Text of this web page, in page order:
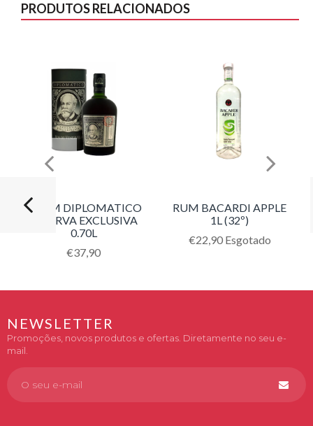
PRODUTOS RELACIONADOS
RHUM DIPLOMATICO
RESERVA EXCLUSIVA
0.70L
Translation
PT.products.product.regular_price
€37,90
RUM BACARDI APPLE
1L (32º)
Translation
€22,90 Esgotado
NEWSLETTER
Promoções, novos produtos e ofertas. Diretamente no seu e-
mail.